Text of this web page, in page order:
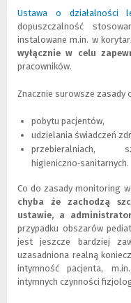
Ustawa o działalności
dopuszczalność
instalowane m.in. w
wyłącznie w celu
pracowników.
Znacznie surowsze zasady
pobytu pacjentów,
udzielania świadczeń
przebieralniach,
higieniczno‑sanitarnych.
Co do zasady monitoring
chyba że zachodzą
ustawie, a
przypadku obszarów
jest jeszcze bardziej
uzasadniona realną
intymność pacjenta,
intymnych czynności